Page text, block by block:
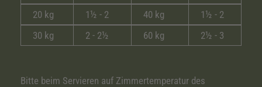
20 kg
1½ - 2 1½ - 2
40 kg
30 kg
2 - 2½ 2½ - 3
60 kg
Bitte beim Servieren auf Zimmertemperatur des